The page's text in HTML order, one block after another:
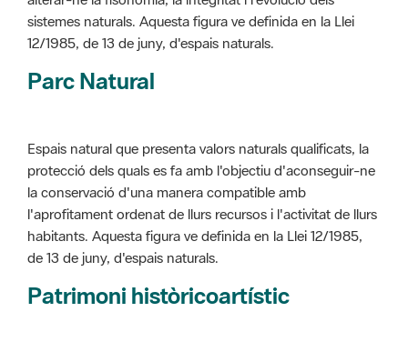
Parc Natural
Espais natural que presenta valors naturals qualificats, la
l'aprofitament ordenat de llurs recursos i l'activitat de llurs
habitants. Aquesta figura ve definida en la Llei 12/1985,
de 13 de juny, d'espais naturals.
Patrimoni històricoartístic
Concepte utilitzat per classificar les edificacions del